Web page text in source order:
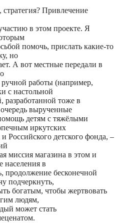
Привлечение
в этом проекте. Я
помочь, прислать какие-то
но
А вот местные передали в
работы (например,
с настольной
разработанной тоже в
вырученные
детям с тяжёлыми
иркутских
Российского детского фонда, –
миссия магазина в этом и
населения в
продолжение бесконечной
подчеркнуть,
богатым, чтобы жертвовать
людям,
может стать